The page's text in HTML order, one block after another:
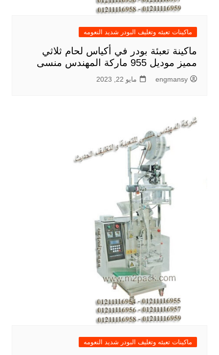
ماكينات تعبئه وتغليف البودر شديد النعومه
ماكينة تعبئة بودر في أكياس لحام ثلاثي
مميز موديل 955 ماركة المهندس منسى
engmansy مايو 22, 2023
ماكينات تعبئه وتغليف البودر شديد النعومه